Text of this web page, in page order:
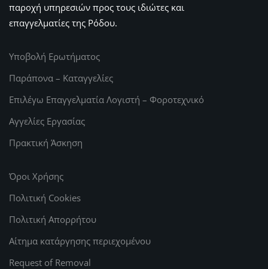
παροχή υπηρεσιών προς τους ιδιώτες και
επαγγελματίες της Ρόδου.
Υποβολή Ερωτήματος
Παράπονα – Καταγγελίες
Επιλέγω Επαγγελματία Λογιστή – Φοροτεχνικό
Αγγελίες Εργασίας
Πρακτική Άσκηση
Όροι Χρήσης
Πολιτική Cookies
Πολιτική Απορρήτου
Αίτημα κατάργησης περιεχομένου
Request of Removal